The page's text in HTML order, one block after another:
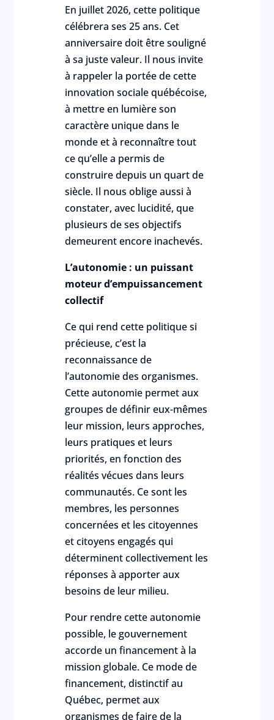
En juillet 2026, cette politique
célébrera ses 25 ans. Cet
anniversaire doit être souligné
à sa juste valeur. Il nous invite
à rappeler la portée de cette
innovation sociale québécoise,
à mettre en lumière son
caractère unique dans le
monde et à reconnaître tout
ce qu’elle a permis de
construire depuis un quart de
siècle. Il nous oblige aussi à
constater, avec lucidité, que
plusieurs de ses objectifs
demeurent encore inachevés.
L’autonomie : un puissant
moteur d’empuissancement
collectif
Ce qui rend cette politique si
précieuse, c’est la
reconnaissance de
l’autonomie des organismes.
Cette autonomie permet aux
groupes de définir eux-mêmes
leur mission, leurs approches,
leurs pratiques et leurs
priorités, en fonction des
réalités vécues dans leurs
communautés. Ce sont les
membres, les personnes
concernées et les citoyennes
et citoyens engagés qui
déterminent collectivement les
réponses à apporter aux
besoins de leur milieu.
Pour rendre cette autonomie
possible, le gouvernement
accorde un financement à la
mission globale. Ce mode de
financement, distinctif au
Québec, permet aux
organismes de faire de la